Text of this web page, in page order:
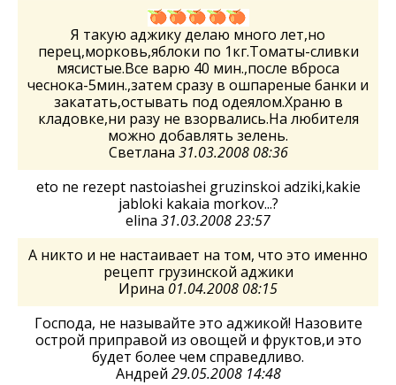
Я такую аджику делаю много лет,но
перец,морковь,яблоки по 1кг.Томаты-сливки
мясистые.Все варю 40 мин.,после вброса
чеснока-5мин.,затем сразу в ошпареные банки и
закатать,остывать под одеялом.Храню в
кладовке,ни разу не взорвались.На любителя
можно добавлять зелень.
Светлана 31.03.2008 08:36
eto ne rezept nastoiashei gruzinskoi adziki,kakie
jabloki kakaia morkov...?
elina 31.03.2008 23:57
А никто и не настаивает на том, что это именно
рецепт грузинской аджики
Ирина 01.04.2008 08:15
Господа, не называйте это аджикой! Назовите
острой приправой из овощей и фруктов,и это
будет более чем справедливо.
Андрей 29.05.2008 14:48